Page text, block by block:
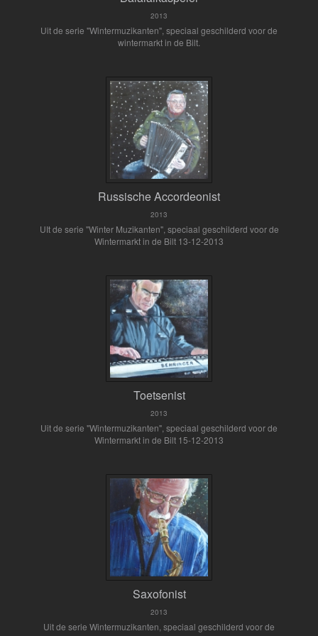
2013
Uit de serie "Wintermuzikanten", speciaal geschilderd voor de
wintermarkt in de Bilt.
Russische Accordeonist
2013
UIt de serie "Winter Muzikanten", speciaal geschilderd voor de
Wintermarkt in de Bilt 13-12-2013
Toetsenist
2013
Uit de serie "Wintermuzikanten", speciaal geschilderd voor de
Wintermarkt in de Bilt 15-12-2013
Saxofonist
2013
Uit de serie Wintermuzikanten, speciaal geschilderd voor de